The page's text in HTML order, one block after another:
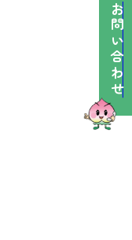
お問い合わせ